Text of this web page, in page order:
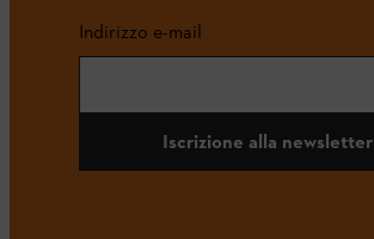
Indirizzo e-mail
Iscrizione alla newsletter